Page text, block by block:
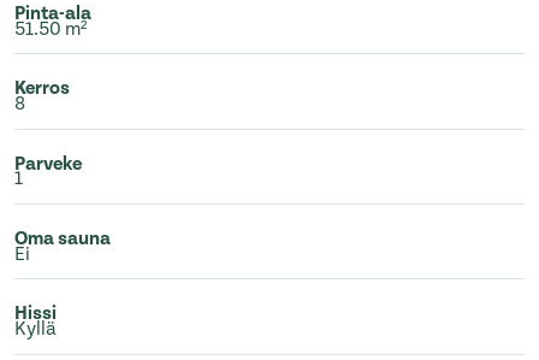
Pinta-ala
51.50 m²
Kerros
8
Parveke
1
Oma sauna
Ei
Hissi
Kyllä